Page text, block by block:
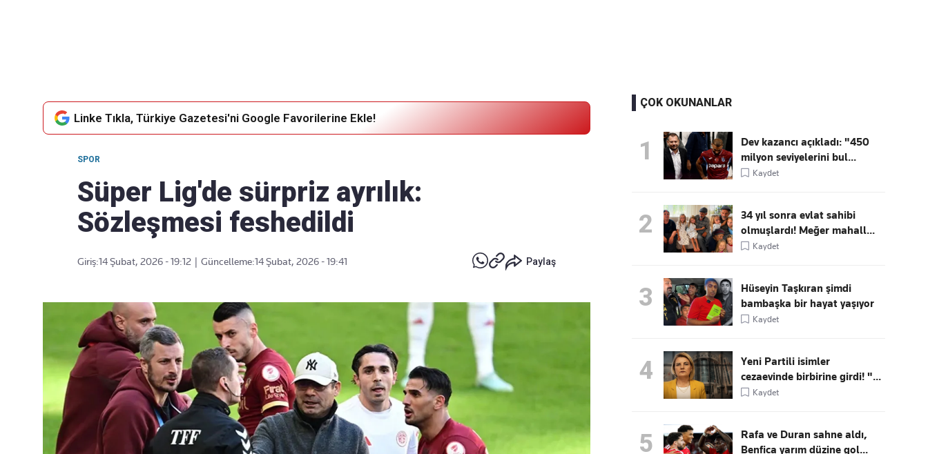
Linke Tıkla, Türkiye Gazetesi'ni Google Favorilerine Ekle!
SPOR
Süper Lig'de sürpriz ayrılık:
Sözleşmesi feshedildi
Giriş:14 Şubat, 2026 - 19:12 Güncelleme:14 Şubat, 2026 - 19:41 Paylaş
ÇOK OKUNANLAR
1
Dev kazancı açıkladı: "450
milyon seviyelerini bul...
Kaydet
2
34 yıl sonra evlat sahibi
olmuşlardı! Meğer mahall...
Kaydet
3
Hüseyin Taşkıran şimdi
bambaşka bir hayat yaşıyor
Kaydet
4
Yeni Partili isimler
cezaevinde birbirine girdi! "...
Kaydet
5
Rafa ve Duran sahne aldı,
Benfica yarım düzine gol...